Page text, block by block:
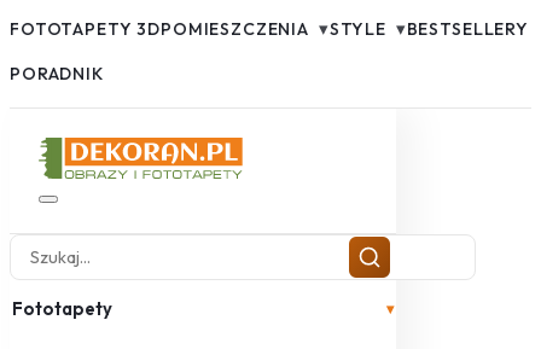
FOTOTAPETY 3DPOMIESZCZENIA ▾STYLE ▾BESTSELLERY
PORADNIK
Fototapety ▾